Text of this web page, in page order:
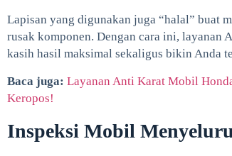
Lapisan yang digunakan juga “halal” buat
rusak komponen. Dengan cara ini,
kasih hasil maksimal sekaligus bikin Anda
Baca juga: Layanan Anti Karat Mobil
Keropos!
Inspeksi Mobil